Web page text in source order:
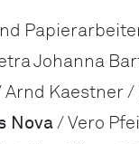
Johanna
Kaestner
Nova / Vero